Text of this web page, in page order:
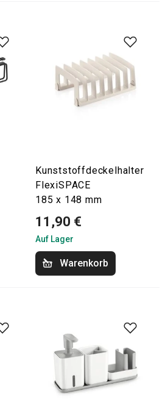
Kunststoffdeckelhalter
FlexiSPACE
185 x 148 mm
11,90 €
Auf Lager
Warenkorb